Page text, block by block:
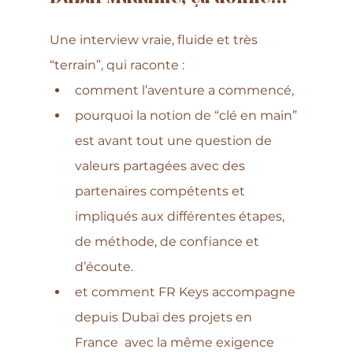
Une interview vraie, fluide et très
“terrain”, qui raconte :
comment l’aventure a commencé,
pourquoi la notion de “clé en main”
est avant tout une question de
valeurs partagées avec des
partenaires compétents et
impliqués aux différentes étapes,
de méthode, de confiance et
d’écoute.
et comment FR Keys accompagne
depuis Dubaï des projets en
France  avec la même exigence